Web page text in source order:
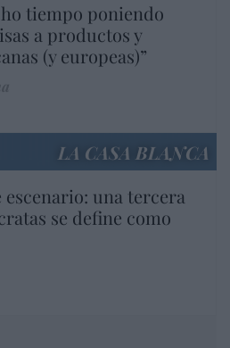
tiempo poniendo
a productos y
(y europeas)”
LA CASA BLANCA
una tercera
se define como